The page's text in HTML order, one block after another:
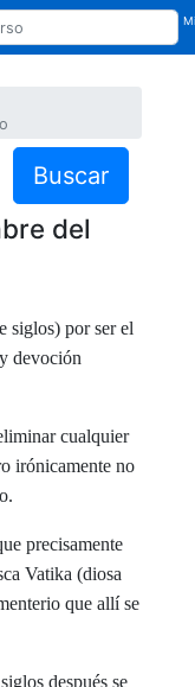
Buscar
del
siglos) por ser el
devoción
cualquier
irónicamente no
precisamente
Vatika (diosa
que allí se
después se